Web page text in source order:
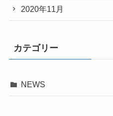
2020年11月
カテゴリー
NEWS